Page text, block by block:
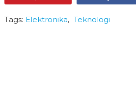
Tags: Elektronika, Teknologi